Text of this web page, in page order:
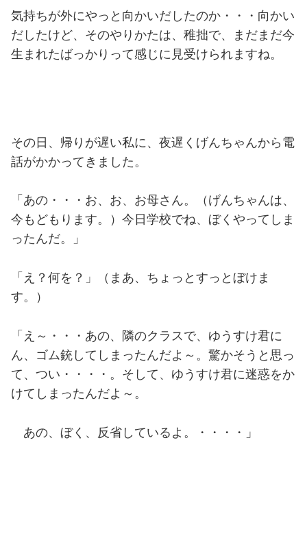
気持ちが外にやっと向かいだしたのか・・・向かい
だしたけど、そのやりかたは、稚拙で、まだまだ今
生まれたばっかりって感じに見受けられますね。
その日、帰りが遅い私に、夜遅くげんちゃんから電
話がかかってきました。
「あの・・・お、お、お母さん。（げんちゃんは、
今もどもります。）今日学校でね、ぼくやってしま
ったんだ。」
「え？何を？」（まあ、ちょっとすっとぼけま
す。）
「え～・・・あの、隣のクラスで、ゆうすけ君に
ん、ゴム銃してしまったんだよ～。驚かそうと思っ
て、つい・・・・。そして、ゆうすけ君に迷惑をか
けてしまったんだよ～。
あの、ぼく、反省しているよ。・・・・」